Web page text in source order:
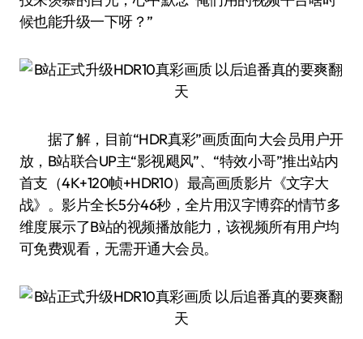
候也能升级一下呀？”
据了解，目前“HDR真彩”画质面向大会员用户开
放，B站联合UP主“影视飓风”、“特效小哥”推出站内
首支（4K+120帧+HDR10）最高画质影片《文字大
战》。影片全长5分46秒，全片用汉字博弈的情节多
维度展示了B站的视频播放能力，该视频所有用户均
可免费观看，无需开通大会员。